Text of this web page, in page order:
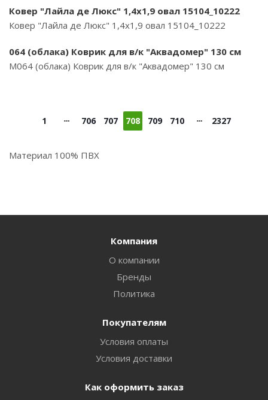
Ковер "Лайла де Люкс" 1,4х1,9 овал 15104_10222
Ковер "Лайла де Люкс" 1,4х1,9 овал 15104_10222
064 (облака) Коврик для в/к "Аквадомер" 130 см
M064 (облака) Коврик для в/к "Аквадомер" 130 см
1 706 707 708 709 710 2327
Материал 100% ПВХ
Компания
О компании
Бренды
Политика
Покупателям
Условия оплаты
Условия доставки
Как оформить заказ